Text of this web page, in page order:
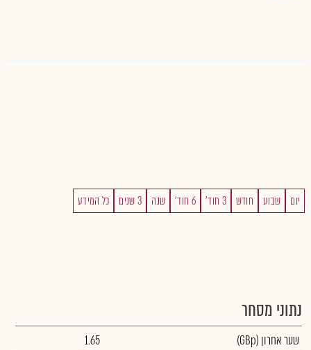
יום שבוע חודש 3 חוד' 6 חוד' שנה 3 שנים כל המידע
נתוני מסחר
שער אחרון (GBp)
1.65